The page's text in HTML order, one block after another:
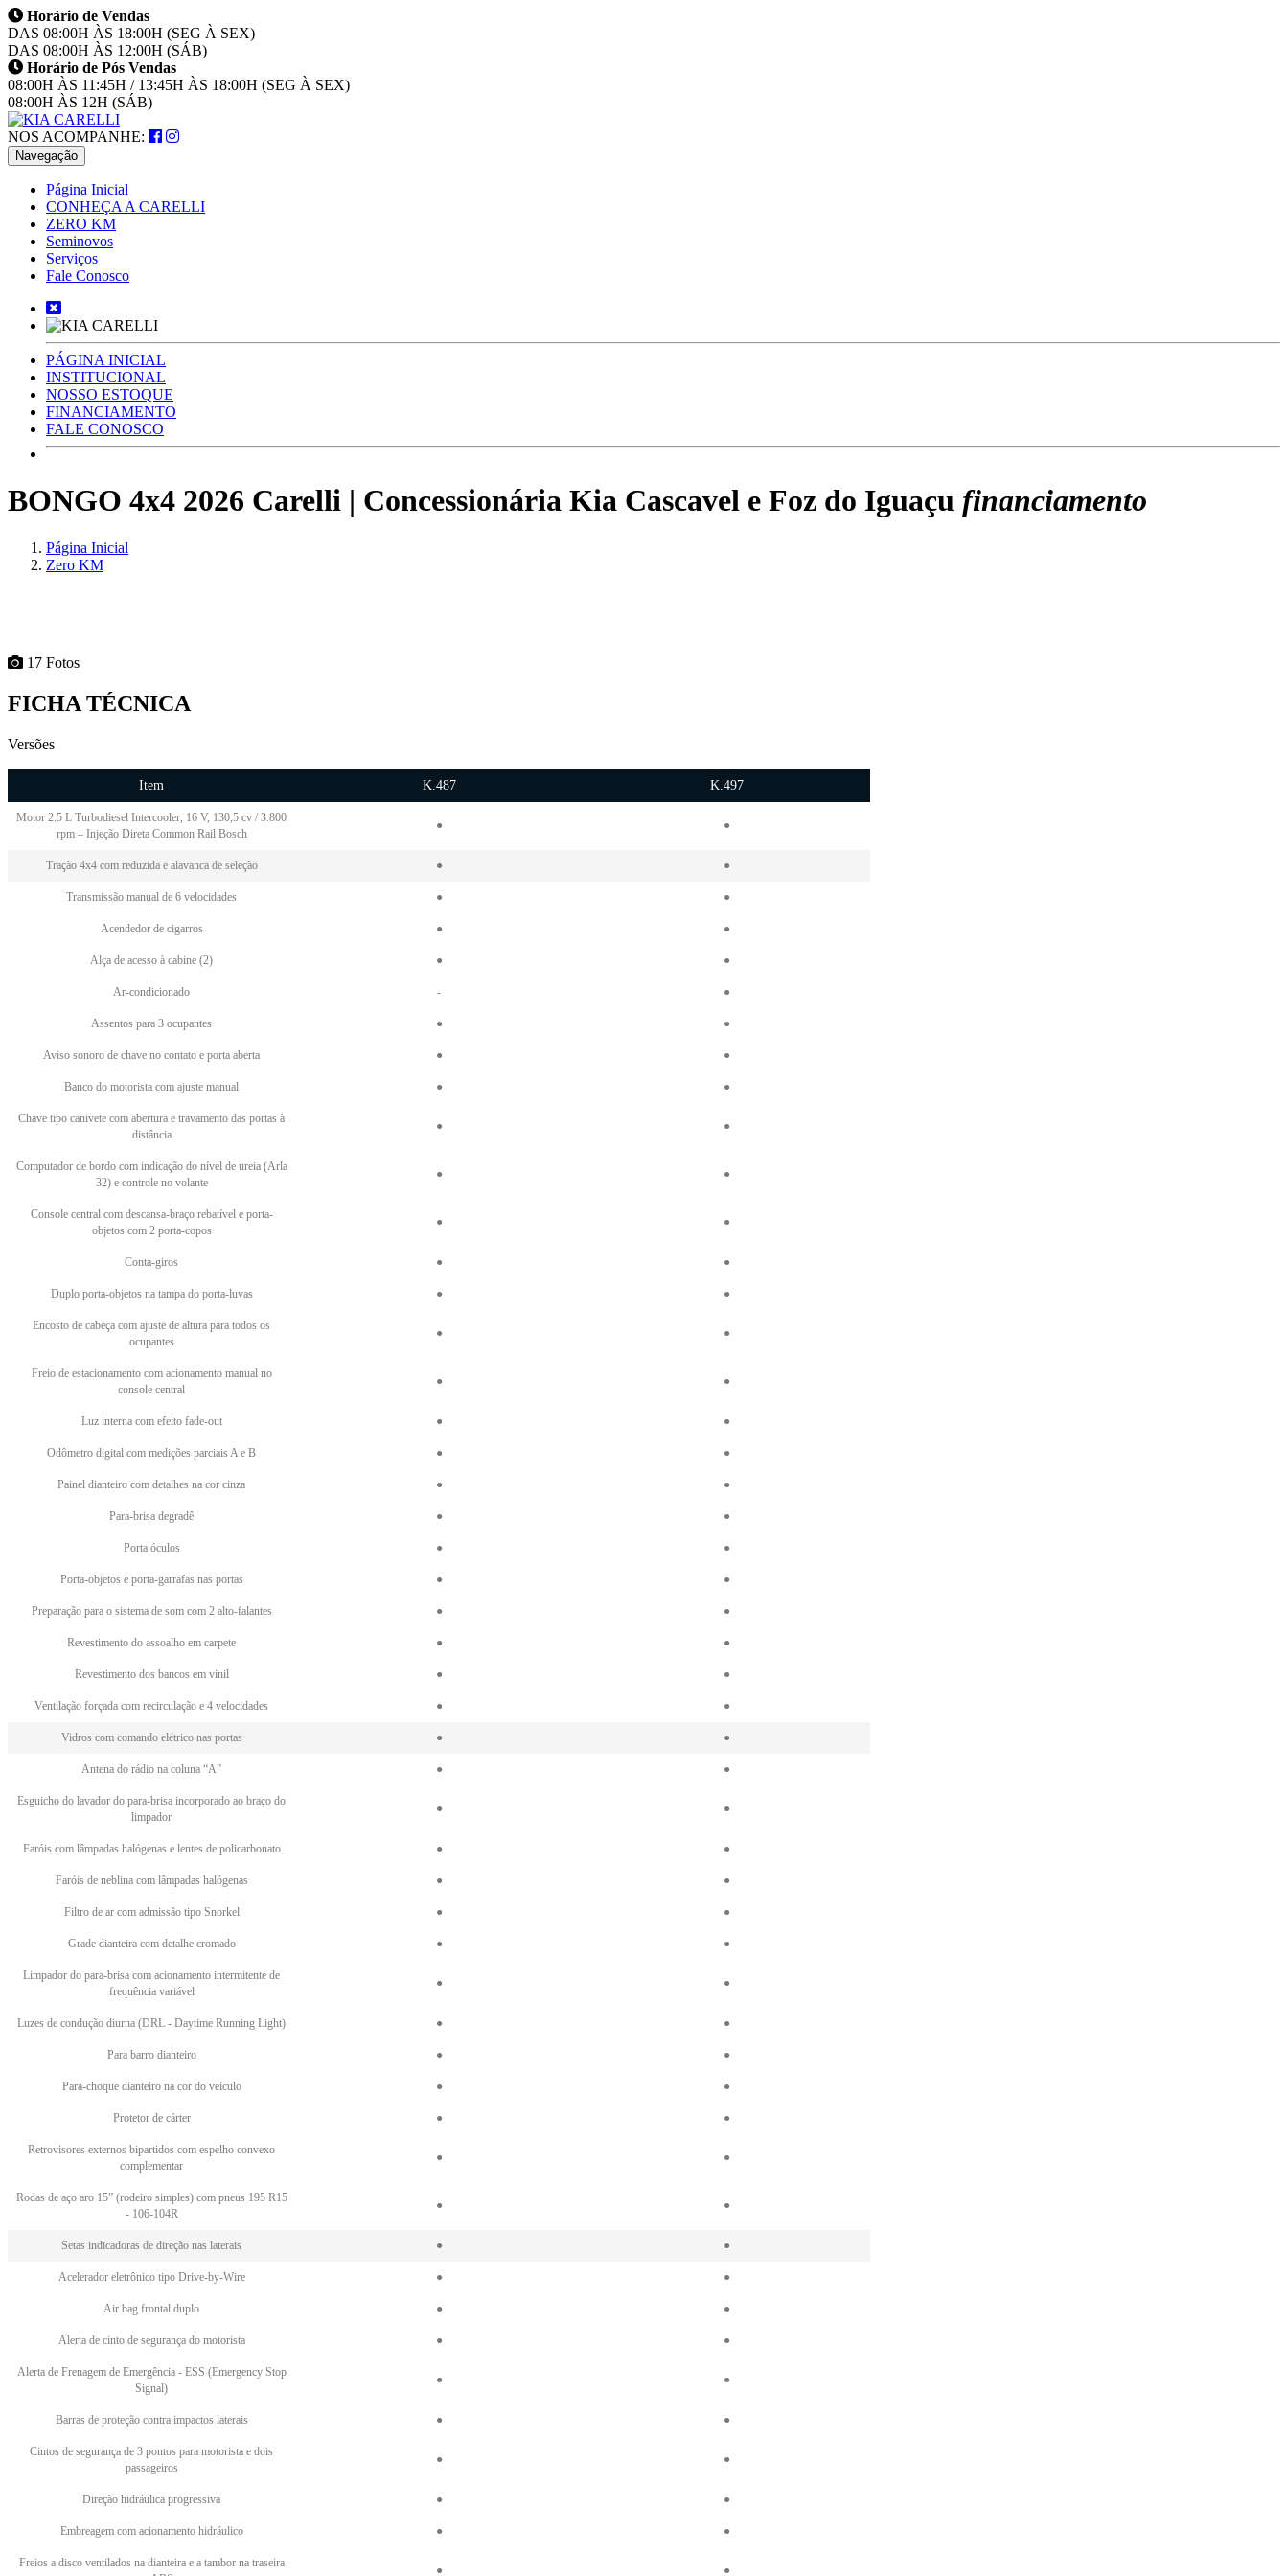
Horário de Vendas
DAS 08:00H ÀS 18:00H (SEG À SEX)
DAS 08:00H ÀS 12:00H (SÁB)
Horário de Pós Vendas
08:00H ÀS 11:45H / 13:45H ÀS 18:00H (SEG À SEX)
08:00H ÀS 12H (SÁB)
NOS ACOMPANHE:
Navegação
Página Inicial
CONHEÇA A CARELLI
ZERO KM
Seminovos
Serviços
Fale Conosco
PÁGINA INICIAL
INSTITUCIONAL
NOSSO ESTOQUE
FINANCIAMENTO
FALE CONOSCO
BONGO 4x4 2026 Carelli | Concessionária Kia Cascavel e Foz do Iguaçu financiamento
Página Inicial
Zero KM
17 Fotos
FICHA TÉCNICA
Versões
Item K.487 K.497
Motor 2.5 L Turbodiesel Intercooler, 16 V, 130,5 cv / 3.800
rpm – Injeção Direta Common Rail Bosch
● ●
Tração 4x4 com reduzida e alavanca de seleção ● ●
Transmissão manual de 6 velocidades ● ●
Acendedor de cigarros ● ●
Alça de acesso à cabine (2) ● ●
Ar-condicionado - ●
Assentos para 3 ocupantes ● ●
Aviso sonoro de chave no contato e porta aberta ● ●
Banco do motorista com ajuste manual ● ●
Chave tipo canivete com abertura e travamento das portas à
distância
● ●
Computador de bordo com indicação do nível de ureia (Arla
32) e controle no volante
● ●
Console central com descansa-braço rebatível e porta-
objetos com 2 porta-copos
● ●
Conta-giros ● ●
Duplo porta-objetos na tampa do porta-luvas ● ●
Encosto de cabeça com ajuste de altura para todos os
ocupantes
● ●
Freio de estacionamento com acionamento manual no
console central
● ●
Luz interna com efeito fade-out ● ●
Odômetro digital com medições parciais A e B ● ●
Painel dianteiro com detalhes na cor cinza ● ●
Para-brisa degradê ● ●
Porta óculos ● ●
Porta-objetos e porta-garrafas nas portas ● ●
Preparação para o sistema de som com 2 alto-falantes ● ●
Revestimento do assoalho em carpete ● ●
Revestimento dos bancos em vinil ● ●
Ventilação forçada com recirculação e 4 velocidades ● ●
Vidros com comando elétrico nas portas ● ●
Antena do rádio na coluna “A” ● ●
Esguicho do lavador do para-brisa incorporado ao braço do
limpador
● ●
Faróis com lâmpadas halógenas e lentes de policarbonato ● ●
Faróis de neblina com lâmpadas halógenas ● ●
Filtro de ar com admissão tipo Snorkel ● ●
Grade dianteira com detalhe cromado ● ●
Limpador do para-brisa com acionamento intermitente de
frequência variável
● ●
Luzes de condução diurna (DRL - Daytime Running Light) ● ●
Para barro dianteiro ● ●
Para-choque dianteiro na cor do veículo ● ●
Protetor de cárter ● ●
Retrovisores externos bipartidos com espelho convexo
complementar
● ●
Rodas de aço aro 15” (rodeiro simples) com pneus 195 R15
- 106-104R
● ●
Setas indicadoras de direção nas laterais ● ●
Acelerador eletrônico tipo Drive-by-Wire ● ●
Air bag frontal duplo ● ●
Alerta de cinto de segurança do motorista ● ●
Alerta de Frenagem de Emergência - ESS (Emergency Stop
Signal)
● ●
Barras de proteção contra impactos laterais ● ●
Cintos de segurança de 3 pontos para motorista e dois
passageiros
● ●
Direção hidráulica progressiva ● ●
Embreagem com acionamento hidráulico ● ●
Freios a disco ventilados na dianteira e a tambor na traseira
● ●